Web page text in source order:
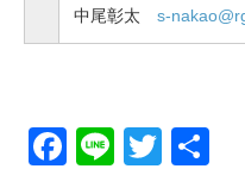
中尾彰太 s-
F
Li
T